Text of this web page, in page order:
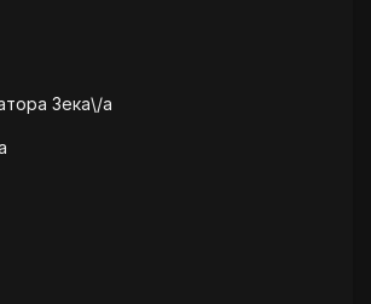
Зека\/a